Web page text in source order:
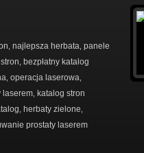
najlepsza herbata panele
bezpłatny katalog
operacja laserowa
laserem katalog stron
herbaty zielone
prostaty laserem